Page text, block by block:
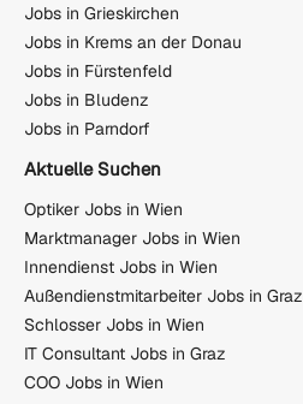
Jobs in Grieskirchen
Jobs in Krems an der Donau
Jobs in Fürstenfeld
Jobs in Bludenz
Jobs in Parndorf
Aktuelle Suchen
Optiker Jobs in Wien
Marktmanager Jobs in Wien
Innendienst Jobs in Wien
Außendienstmitarbeiter Jobs in Graz
Schlosser Jobs in Wien
IT Consultant Jobs in Graz
COO Jobs in Wien